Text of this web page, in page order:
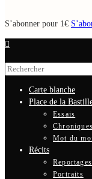
S’abonner pour 1€
Carte blanche
Place de la
Essais
Chroniques
Mot du
Récits
Reportages
Portraits